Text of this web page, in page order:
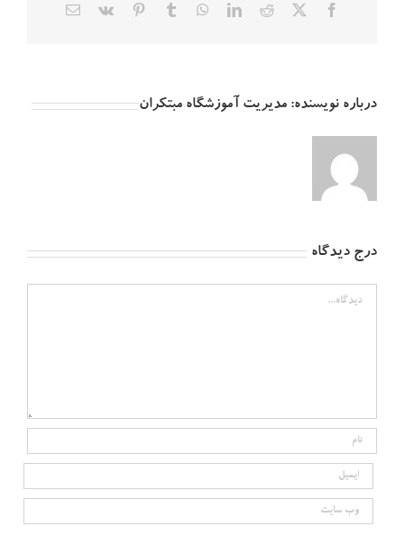
Facebook
X
Reddit
LinkedIn
WhatsApp
Tumblr
Pinterest
Vk ایمیل
درباره نویسنده: مدیریت آموزشگاه مبتکران
درج دیدگاه
دیدگاه